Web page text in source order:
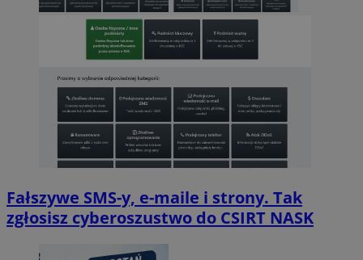
Fałszywe SMS-y, e-maile i strony. Tak
zgłosisz cyberoszustwo do CSIRT NASK